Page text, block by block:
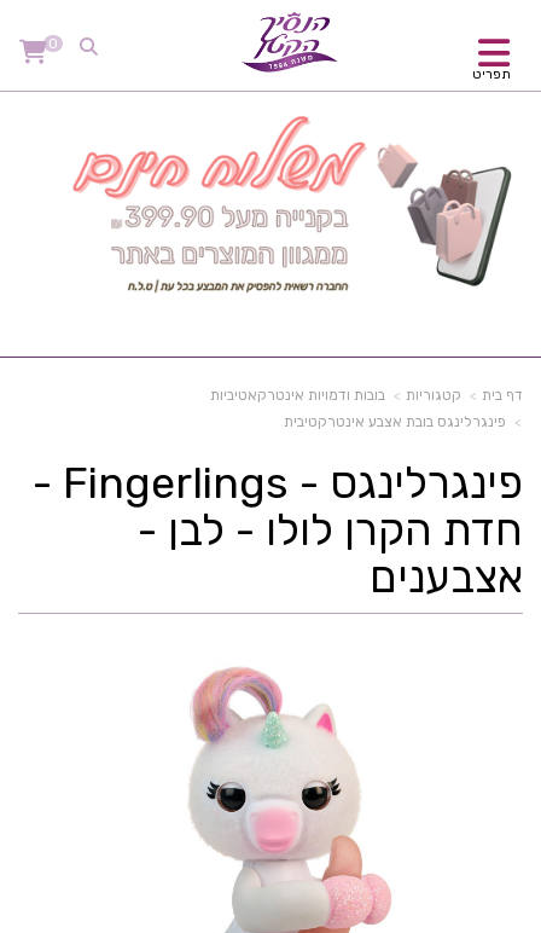
תפריט
0
דף בית קטגוריות
בובות ודמויות אינטרקאטיביות
פינגרלינגס בובת אצבע אינטרקטיבית
פינגרלינגס - Fingerlings -
חדת הקרן לולו - לבן -
אצבענים